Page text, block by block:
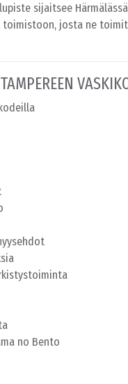
no Bento
sijaitsee
josta ne